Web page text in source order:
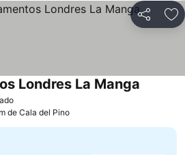
Partilhar
Ver preços
Londres La Manga
de Cala del Pino